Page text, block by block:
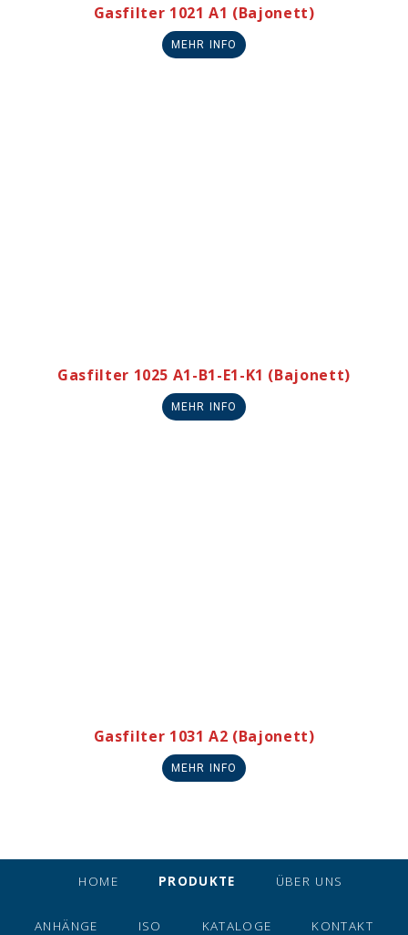
Gasfilter 1021 A1 (Bajonett)
MEHR INFO
Gasfilter 1025 A1-B1-E1-K1 (Bajonett)
MEHR INFO
Gasfilter 1031 A2 (Bajonett)
MEHR INFO
HOME PRODUKTE ÜBER UNS
ANHÄNGE ISO KATALOGE KONTAKT